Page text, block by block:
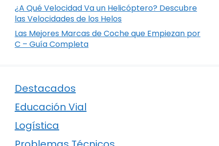
¿A Qué Velocidad Va un Helicóptero? Descubre
las Velocidades de los Helos
Las Mejores Marcas de Coche que Empiezan por
C – Guía Completa
Destacados
Educación Vial
Logística